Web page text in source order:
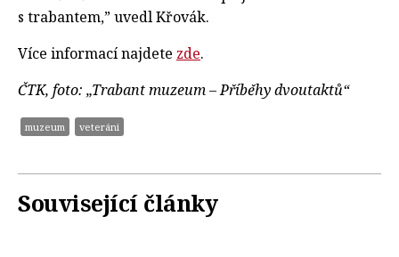
s trabantem,” uvedl Křovák.
Více informací najdete zde.
ČTK, foto: „Trabant muzeum – Příběhy dvoutaktů“
muzeum veteráni
Související články